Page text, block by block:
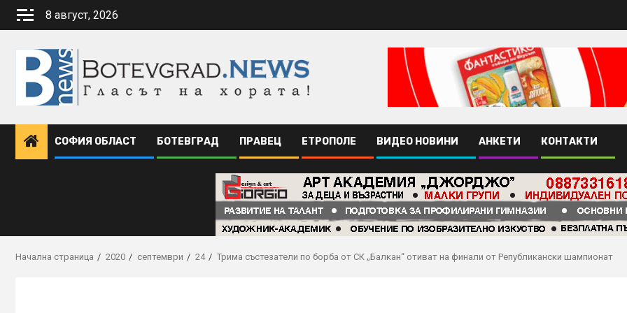
Skip
8 август, 2026
СОФИЯ ОБЛАСТ БОТЕВГРАД ПРАВЕЦ ЕТРОПОЛЕ ВИДЕО НОВИНИ АНКЕТИ КОНТАКТИ
Начална страница 2020 септември 24 Трима състезатели по борба от СК „Балкан“ отиват на финали от Републикански шампионат